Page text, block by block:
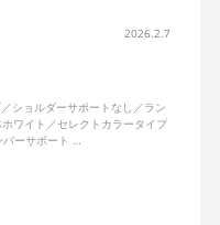
2026.2.7
ショルダーサポートなし／ラン
ワイト／セレクトカラータイプ
バーサポート …